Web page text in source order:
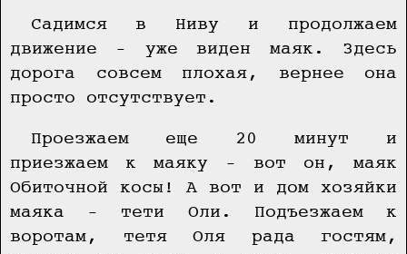
Садимся в Ниву и продолжаем
движение – уже виден маяк. Здесь
дорога совсем плохая, вернее она
просто отсутствует.
Проезжаем еще 20 минут и
приезжаем к маяку – вот он, маяк
Обиточной косы! А вот и дом хозяйки
маяка – тети Оли. Подъезжаем к
воротам, тетя Оля рада гостям,